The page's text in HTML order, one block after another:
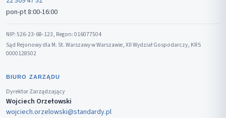
pon-pt 8:00-16:00
NIP: 526-23-68-123, Regon: 016077504
Sąd Rejonowy dla M. St. Warszawy w Warszawie, XII Wydział Gospodarczy, KRS
0000128502
BIURO ZARZĄDU
Dyrektor Zarządzający
Wojciech Orzełowski
wojciech.orzelowski@standardy.pl